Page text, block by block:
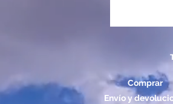
Comprar
Envío y